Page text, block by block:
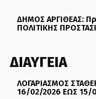
ΔΗΜΟΣ ΑΡΓΙΘΕΑΣ:
ΠΟΛΙΤΙΚΗΣ
ΔΙΑΥΓΕΙΑ
ΛΟΓΑΡΙΑΣΜΟΣ
16/02/2026 ΕΩΣ 15/